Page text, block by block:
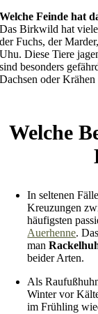
Welche Feinde hat
Das Birkwild hat
der Fuchs, der
Uhu. Diese Tiere
sind besonders
Dachsen oder Krähen
Welche
In seltenen
Kreuzungen
häufigsten
Auerhenne.
man
beider Arten.
Als
Winter vor
im Frühling